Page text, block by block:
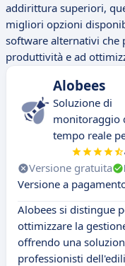
addirittura superiori,
migliori opzioni
software alternativi che
produttività e ad
Alobees
Soluzione di
monitoraggio
tempo reale
Versione gratuita
Versione a
Alobees si distingue
ottimizzare la
offrendo una
professionisti